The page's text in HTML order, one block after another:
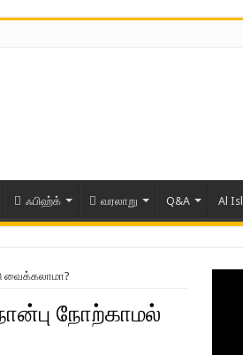
ஃபிஹ்க் வரலாறு Q&A Al
வைக்கலாமா?
நோற்காமல்